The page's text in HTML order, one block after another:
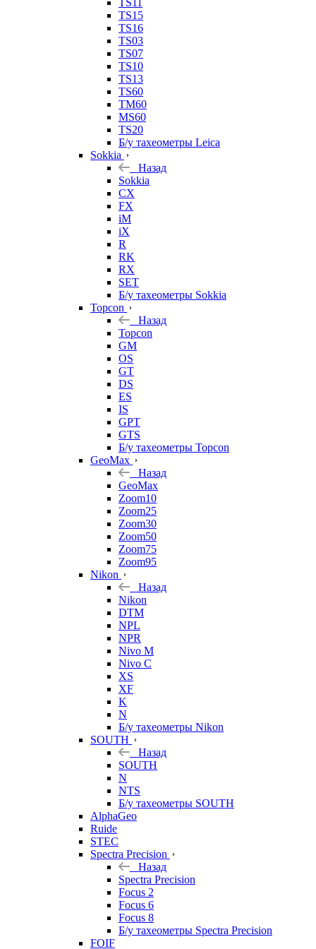
TS11
TS15
TS16
TS03
TS07
TS10
TS13
TS60
TM60
MS60
TS20
Б/у тахеометры Leica
Sokkia
Назад
Sokkia
CX
FX
iM
iX
R
RK
RX
SET
Б/у тахеометры Sokkia
Topcon
Назад
Topcon
GM
OS
GT
DS
ES
IS
GPT
GTS
Б/у тахеометры Topcon
GeoMax
Назад
GeoMax
Zoom10
Zoom25
Zoom30
Zoom50
Zoom75
Zoom95
Nikon
Назад
Nikon
DTM
NPL
NPR
Nivo M
Nivo C
XS
XF
K
N
Б/у тахеометры Nikon
SOUTH
Назад
SOUTH
N
NTS
Б/у тахеометры SOUTH
AlphaGeo
Ruide
STEC
Spectra Precision
Назад
Spectra Precision
Focus 2
Focus 6
Focus 8
Б/у тахеометры Spectra Precision
FOIF